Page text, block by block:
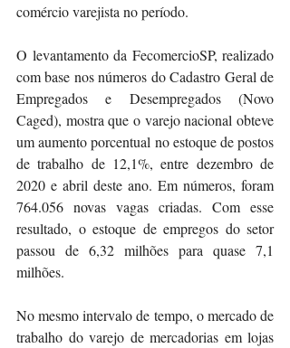
comércio varejista no período.
O levantamento da FecomercioSP, realizado
com base nos números do Cadastro Geral de
Empregados e Desempregados (Novo
Caged), mostra que o varejo nacional obteve
um aumento porcentual no estoque de postos
de trabalho de 12,1%, entre dezembro de
2020 e abril deste ano. Em números, foram
764.056 novas vagas criadas. Com esse
resultado, o estoque de empregos do setor
passou de 6,32 milhões para quase 7,1
milhões.
No mesmo intervalo de tempo, o mercado de
trabalho do varejo de mercadorias em lojas